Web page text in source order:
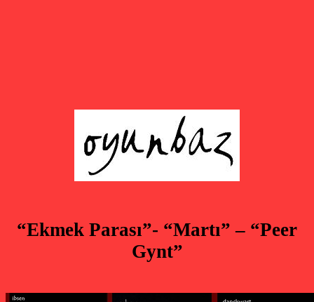
“Ekmek Parası”- “Martı” – “Peer
Gynt”